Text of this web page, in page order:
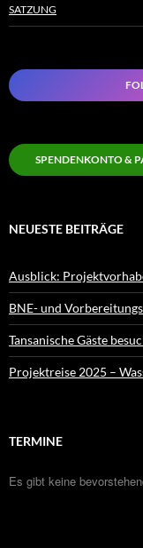
SATZUNG
SPENDENKONTO &
NEUESTE BEITRÄGE
Ausblick:
BNE- und
Tansanische Gäste
Projektreise 2025 –
TERMINE
Es gibt keine